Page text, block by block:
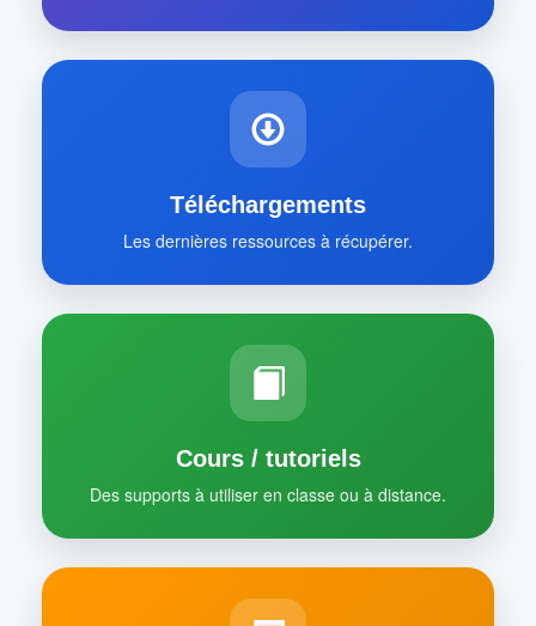
Téléchargements
Les dernières ressources à récupérer.
Cours / tutoriels
Des supports à utiliser en classe ou à distance.